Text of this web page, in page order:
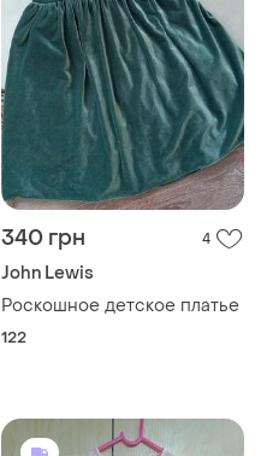
340 грн 4
John Lewis
Роскошное детское платье
122